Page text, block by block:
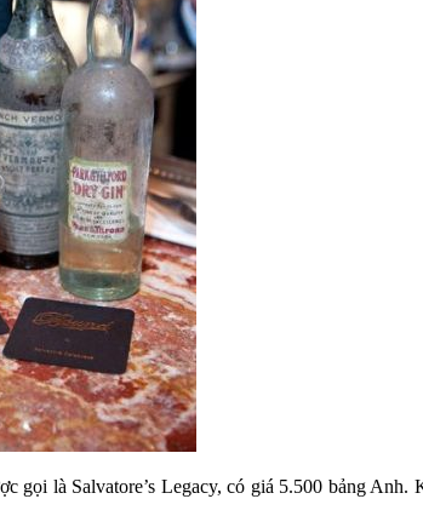
là Salvatore’s Legacy, có giá 5.500 bảng Anh.